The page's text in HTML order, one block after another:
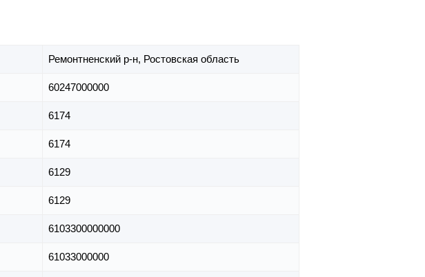
Ремонтненский р-н, Ростовская область
60247000000
6174
6174
6129
6129
6103300000000
61033000000